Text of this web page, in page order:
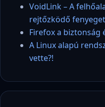
VoidLink – A
rejtőzködő
Firefox a biztonság
A Linux alapú
vette?!